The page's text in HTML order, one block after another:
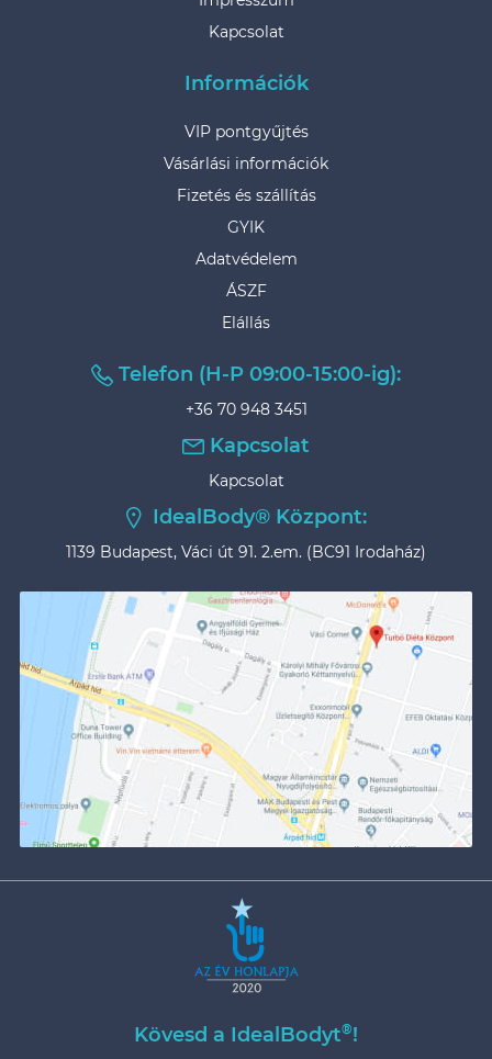
Kapcsolat
Információk
VIP pontgyűjtés
Vásárlási információk
Fizetés és szállítás
GYIK
Adatvédelem
ÁSZF
Elállás
Telefon (H-P 09:00-15:00-ig):
+36 70 948 3451
Kapcsolat
Kapcsolat
IdealBody® Központ:
1139 Budapest, Váci út 91. 2.em. (BC91 Irodaház)
Kövesd a IdealBodyt®!